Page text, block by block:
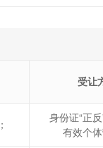
受让
身份证“正
有效个